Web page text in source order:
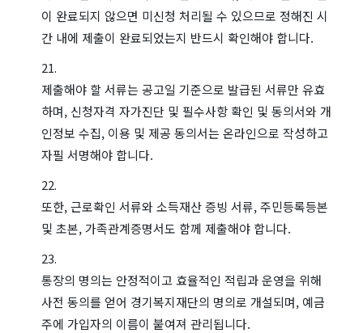
이 완료되지 않으면 미신청 처리될 수 있으므로 정해진 시
간 내에 제출이 완료되었는지 반드시 확인해야 합니다.
제출해야 할 서류는 공고일 기준으로 발급된 서류만 유효
하며, 신청자격 자가진단 및 필수사항 확인 및 동의서와 개
인정보 수집, 이용 및 제공 동의서는 온라인으로 작성하고
자필 서명해야 합니다.
또한, 근로확인 서류와 소득재산 증빙 서류, 주민등록등본
및 초본, 가족관계증명서도 함께 제출해야 합니다.
통장의 명의는 안정적이고 효율적인 적립과 운영을 위해
사전 동의를 얻어 경기복지재단의 명의로 개설되며, 예금
주에 가입자의 이름이 붙여져 관리됩니다.